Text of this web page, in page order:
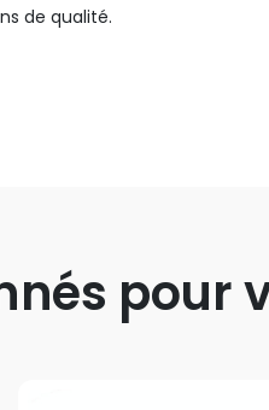
de qualité.
pour